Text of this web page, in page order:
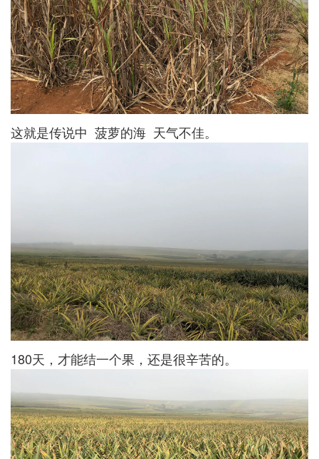
这就是传说中 菠萝的海 天气不佳。
180天，才能结一个果，还是很辛苦的。